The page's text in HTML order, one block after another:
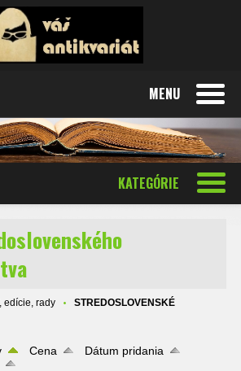
MENU
KATEGÓRIE
edície, rady
STREDOSLOVENSKÉ
Cena
Dátum pridania